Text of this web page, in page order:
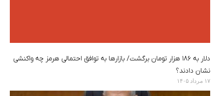
دلار به ۱۸۶ هزار تومان برگشت/ بازارها به توافق احتمالی هرمز چه واکنشی
نشان دادند؟
۱۷ مرداد ۱۴۰۵